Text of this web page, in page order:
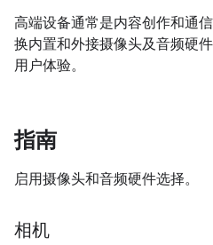
高端设备通常是内容创作和通
换内置和外接摄像头及音频硬
用户体验。
指南
启用摄像头和音频硬件选择。
相机